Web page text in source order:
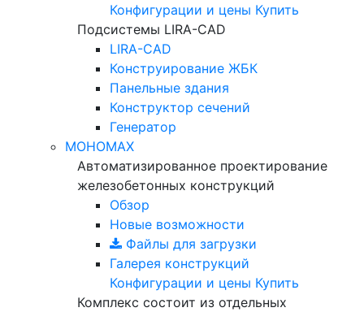
Конфигурации и цены Купить
Подсистемы LIRA-CAD
LIRA-CAD
Конструирование ЖБК
Панельные здания
Конструктор сечений
Генератор
МОНОМАХ
Автоматизированное проектирование
железобетонных конструкций
Обзор
Новые возможности
Файлы для загрузки
Галерея конструкций
Конфигурации и цены Купить
Комплекс состоит из отдельных